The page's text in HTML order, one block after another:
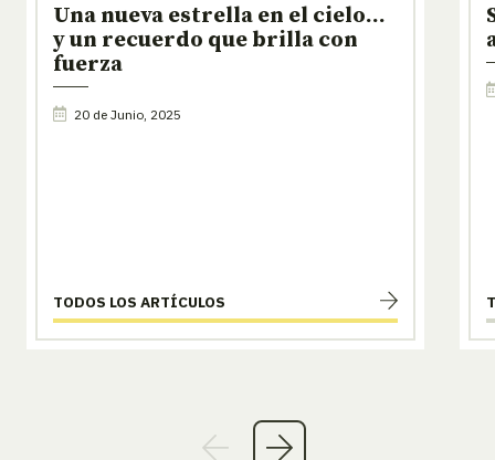
Una nueva estrella en el cielo…
y un recuerdo que brilla con
fuerza
20 de Junio, 2025
TODOS LOS ARTÍCULOS